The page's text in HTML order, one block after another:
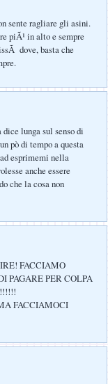
sente ragliare gli asini.
piÃ¹ in alto e sempre
dove, basta che
lunga sul senso di
pò di tempo a questa
esprimemi nella
anche essere
che la cosa non
FACCIAMO
PAGARE PER COLPA
FACCIAMOCI